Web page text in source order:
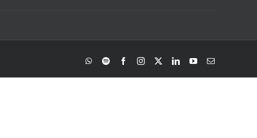
WhatsApp
Spotify FacebookInstagram LinkedInYouTubeCorreo